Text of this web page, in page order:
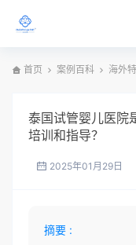
首页 案例百科 海外
泰国试管婴儿医院
培训和指导？
2025年01月29日
摘要 :